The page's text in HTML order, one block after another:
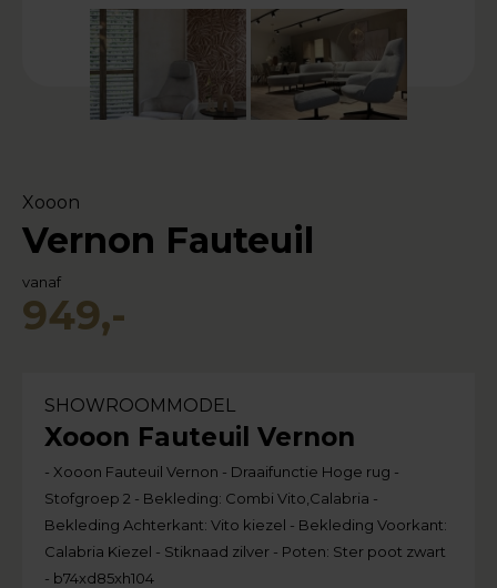
Xooon
Vernon Fauteuil
vanaf
949,-
SHOWROOMMODEL
Xooon Fauteuil Vernon
- Xooon Fauteuil Vernon - Draaifunctie Hoge rug -
Stofgroep 2 - Bekleding: Combi Vito,Calabria -
Bekleding Achterkant: Vito kiezel - Bekleding Voorkant:
Calabria Kiezel - Stiknaad zilver - Poten: Ster poot zwart
- b74xd85xh104